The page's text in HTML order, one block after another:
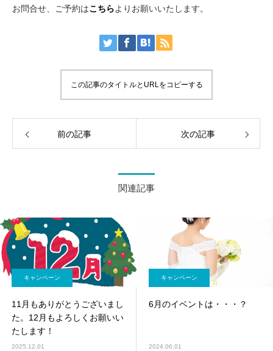
お問合せ、ご予約はこちらよりお願いいたします。
この記事のタイトルとURLをコピーする
前の記事 次の記事
関連記事
キャンペーン
11月もありがとうございまし
た。12月もよろしくお願いい
たします！
2025.12.01
キャンペーン
6月のイベントは・・・？
2024.06.01